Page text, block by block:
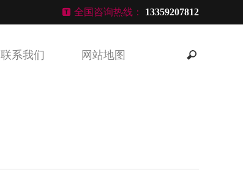
全国咨询热线： 13359207812
联系我们
网站地图